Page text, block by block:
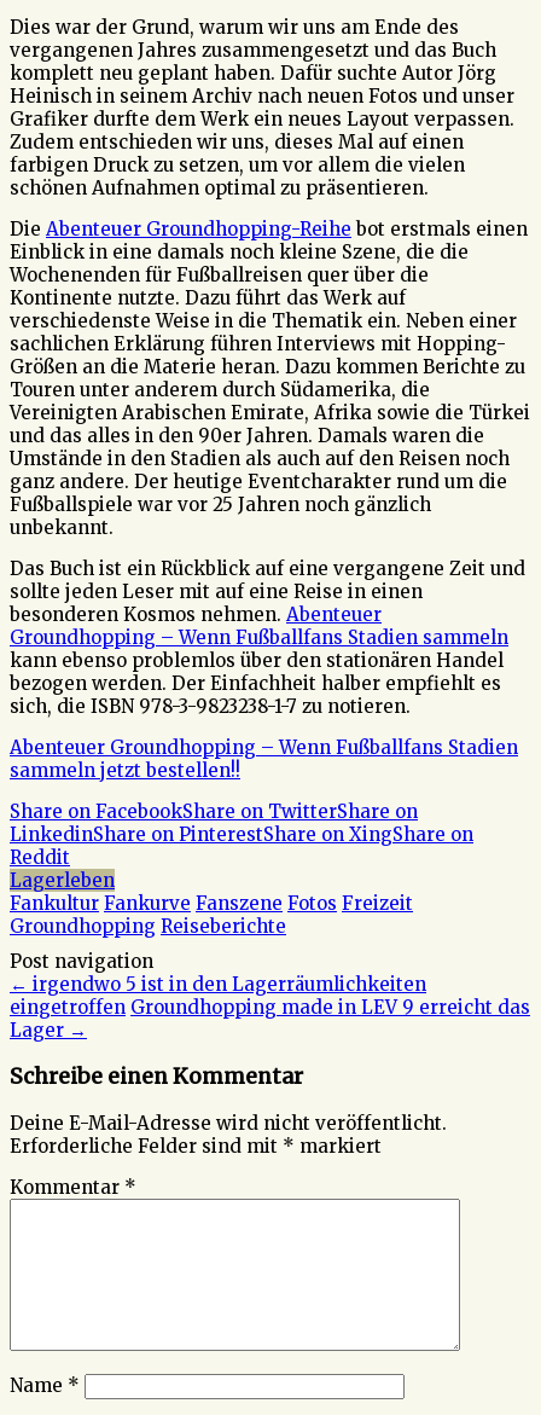
Dies war der Grund, warum wir uns am Ende des
vergangenen Jahres zusammengesetzt und das Buch
komplett neu geplant haben. Dafür suchte Autor Jörg
Heinisch in seinem Archiv nach neuen Fotos und unser
Grafiker durfte dem Werk ein neues Layout verpassen.
Zudem entschieden wir uns, dieses Mal auf einen
farbigen Druck zu setzen, um vor allem die vielen
schönen Aufnahmen optimal zu präsentieren.
Die Abenteuer Groundhopping-Reihe bot erstmals einen
Einblick in eine damals noch kleine Szene, die die
Wochenenden für Fußballreisen quer über die
Kontinente nutzte. Dazu führt das Werk auf
verschiedenste Weise in die Thematik ein. Neben einer
sachlichen Erklärung führen Interviews mit Hopping-
Größen an die Materie heran. Dazu kommen Berichte zu
Touren unter anderem durch Südamerika, die
Vereinigten Arabischen Emirate, Afrika sowie die Türkei
und das alles in den 90er Jahren. Damals waren die
Umstände in den Stadien als auch auf den Reisen noch
ganz andere. Der heutige Eventcharakter rund um die
Fußballspiele war vor 25 Jahren noch gänzlich
unbekannt.
Das Buch ist ein Rückblick auf eine vergangene Zeit und
sollte jeden Leser mit auf eine Reise in einen
besonderen Kosmos nehmen. Abenteuer
Groundhopping – Wenn Fußballfans Stadien sammeln
kann ebenso problemlos über den stationären Handel
bezogen werden. Der Einfachheit halber empfiehlt es
sich, die ISBN 978-3-9823238-1-7 zu notieren.
Abenteuer Groundhopping – Wenn Fußballfans Stadien
sammeln jetzt bestellen!!
Share on FacebookShare on TwitterShare on
LinkedinShare on PinterestShare on XingShare on
Reddit
Lagerleben
Fankultur Fankurve Fanszene Fotos Freizeit
Groundhopping Reiseberichte
Post navigation
← irgendwo 5 ist in den Lagerräumlichkeiten
eingetroffen Groundhopping made in LEV 9 erreicht das
Lager →
Schreibe einen Kommentar
Deine E-Mail-Adresse wird nicht veröffentlicht.
Erforderliche Felder sind mit * markiert
Kommentar *
Name *